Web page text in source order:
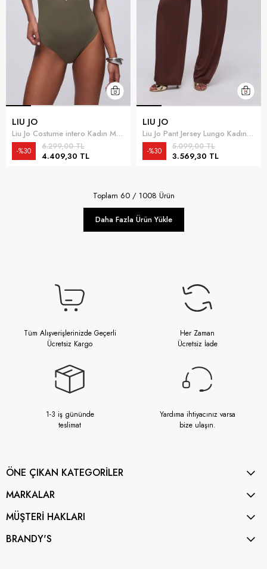
LIU JO
Liu Jo Costume intero Kadın Mayo Çok Renkli
4.409,30 TL
6.299,00 TL
%30
LIU JO
Liu Jo Pant Jersey Lungo Kadın Plaj Pantolonu Çok Renkli
3.569,30 TL
5.099,00 TL
%30
Toplam 60/ 1008 Ürün
Daha Fazla Ürün Yükle
Tüm Alışverişlerinizde Geçerli
Ücretsiz Kargo
Her Zaman
Ücretsiz İade
1-3 iş gününde
teslimat
Yardıma ihtiyacınız varsa
bize ulaşın.
ÖNE ÇIKAN KATEGORİLER
MARKALAR
MÜŞTERİ HAKLARI
BRANDY'S